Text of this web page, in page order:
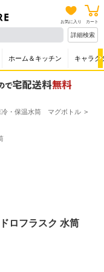
お気に入り カート
詳細検索
ホーム＆キッチン キャラク
冷・保温水筒 マグボトル
ロフラスク 水筒